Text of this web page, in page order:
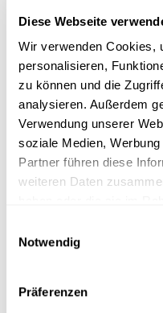
Diese Webseite
Wir verwenden Cookies,
personalisieren,
zu können und die
analysieren. Außerdem
Verwendung unserer
soziale Medien,
Partner führen diese
weiteren Daten
Notwendig
Präferenzen
REPRÄSENTATIVE FNR-
Wie bewerten die